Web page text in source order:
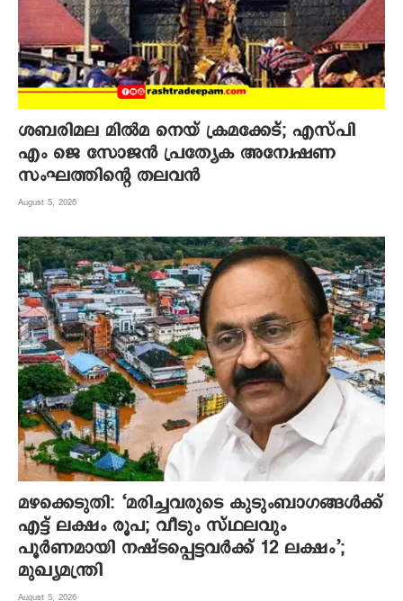
ശബരിമല മില്‍മ നെയ് ക്രമക്കേട്; എസ്പി
എം ജെ സോജന്‍ പ്രത്യേക അന്വേഷണ
സംഘത്തിന്റെ തലവന്‍
August 5, 2026
മഴക്കെടുതി: ‘മരിച്ചവരുടെ കുടുംബാഗങ്ങൾക്ക്
എട്ട് ലക്ഷം രൂപ; വീടും സ്ഥലവും
പൂർണമായി നഷ്ടപ്പെട്ടവർക്ക് 12 ലക്ഷം’;
മുഖ്യമന്ത്രി
August 5, 2026